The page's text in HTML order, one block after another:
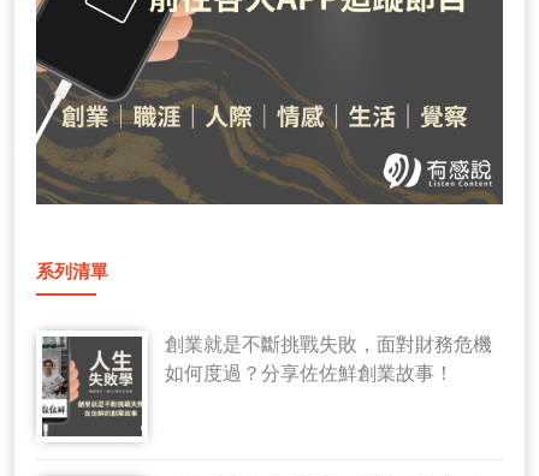
系列清單
創業就是不斷挑戰失敗，面對財務危機
如何度過？分享佐佐鮮創業故事！